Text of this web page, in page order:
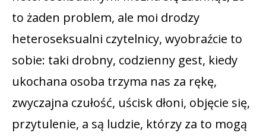
to żaden problem, ale moi drodzy
heteroseksualni czytelnicy, wyobraźcie to
sobie: taki drobny, codzienny gest, kiedy
ukochana osoba trzyma nas za rękę,
zwyczajna czułość, uścisk dłoni, objęcie się,
przytulenie, a są ludzie, którzy za to mogą